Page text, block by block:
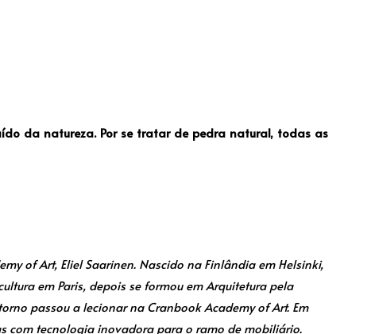
da natureza. Por se tratar de pedra natural, todas as
of Art, Eliel Saarinen. Nascido na Finlândia em Helsinki,
em Paris, depois se formou em Arquitetura pela
passou a lecionar na Cranbook Academy of Art. Em
com tecnologia inovadora para o ramo de mobiliário.